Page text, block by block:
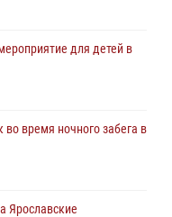
Ярославские
оружия в связи с
молебен,
для детей в
время ночного забега в
Ярославские